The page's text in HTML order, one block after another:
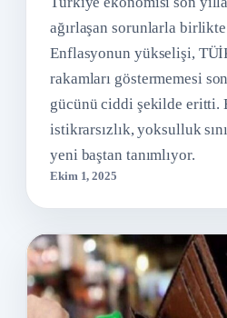
ağırlaşan sorunlarla
Enflasyonun yükselişi,
rakamları göstermemesi
gücünü ciddi şekilde eritti.
istikrarsızlık, yoksulluk
yeni baştan tanımlıyor.
Ekim 1, 2025